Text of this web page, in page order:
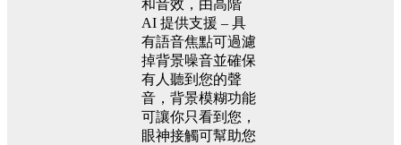
和音效，由高階
AI 提供支援 – 具
有語音焦點可過濾
掉背景噪音並確保
有人聽到您的聲
音，背景模糊功能
可讓你只看到您，
眼神接觸可幫助您